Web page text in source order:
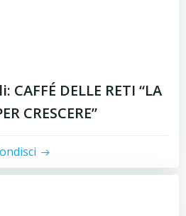
DELLE RETI “LA
CRESCERE”